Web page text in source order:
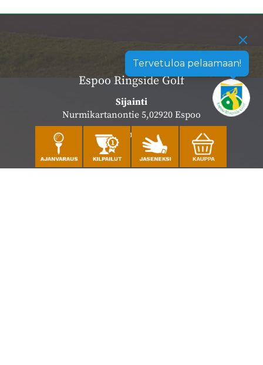
Tervetuloa pelaamaan!
Espoo Ringside Golf
Sijainti
Nurmikartanontie 5,02920 Espoo
Katso sijainti kartalla